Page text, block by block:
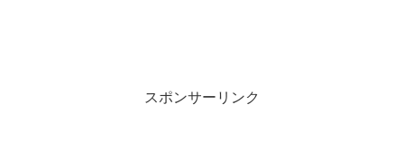
スポンサーリンク